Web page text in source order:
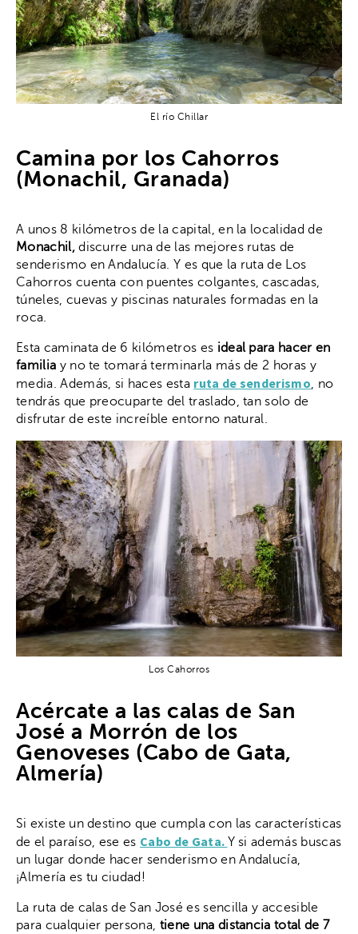
El río Chillar
Camina por los Cahorros
(Monachil, Granada)
A unos 8 kilómetros de la capital, en la localidad de
Monachil,discurre una de las mejores rutas de
senderismo en Andalucía. Y es que la ruta de Los
Cahorros cuenta con puentes colgantes, cascadas,
túneles, cuevas y piscinas naturales formadas en la
roca.
Esta caminata de 6 kilómetros es ideal para hacer en
familia y no te tomará terminarla más de 2 horas y
media. Además, si haces esta ruta de senderismo, no
tendrás que preocuparte del traslado, tan solo de
disfrutar de este increíble entorno natural.
Los Cahorros
Acércate a las calas de San
José a Morrón de los
Genoveses (Cabo de Gata,
Almería)
Si existe un destino que cumpla con las características
de el paraíso, ese es Cabo de Gata. Y si además buscas
un lugar donde hacer senderismo en Andalucía,
¡Almería es tu ciudad!
La ruta de calas de San José es sencilla y accesible
para cualquier persona, tiene una distancia total de 7